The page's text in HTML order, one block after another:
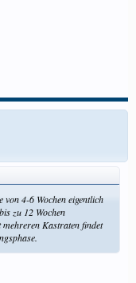
von 4-6 Wochen eigentlich
zu 12 Wochen
Kastraten findet